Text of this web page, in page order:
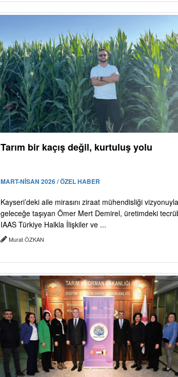
Tarım bir kaçış değil, kurtuluş yolu
MART-NİSAN 2026 / ÖZEL HABER
Kayseri’deki aile mirasını ziraat mühendisliği vizyonuyla
geleceğe taşıyan Ömer Mert Demirel, üretimdeki
IAAS Türkiye Halkla İlişkiler ve ...
Murat ÖZKAN